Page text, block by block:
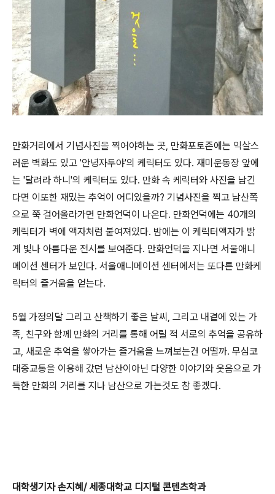
만화거리에서 기념사진을 찍어야하는 곳, 만화포토존에는 익살스
러운 벽화도 있고 '안녕자두야'의 케릭터도 있다. 재미운동장 앞에
는 '달려라 하니'의 케릭터도 있다. 만화 속 케릭터와 사진을 남긴
다면 이또한 재밌는 추억이 어디있을까? 기념사진을 찍고 남산쪽
으로 쭉 걸어올라가면 만화언덕이 나온다. 만화언덕에는 40개의
케릭터가 벽에 액자처럼 붙여져있다. 밤에는 이 케릭터액자가 밝
게 빛나 아름다운 전시를 보여준다. 만화언덕을 지나면 서울애니
메이션 센터가 보인다. 서울애니메이션 센터에서는 또다른 만화케
릭터의 즐거움을 얻는다.
5월 가정의달 그리고 산책하기 좋은 날씨, 그리고 내곁에 있는 가
족, 친구와 함께 만화의 거리를 통해 어릴 적 서로의 추억을 공유하
고, 새로운 추억을 쌓아가는 즐거움을 느껴보는건 어떨까. 무심코
대중교통을 이용해 갔던 남산이아닌 다양한 이야기와 웃음으로 가
득한 만화의 거리를 지나 남산으로 가는것도 참 좋겠다.
대학생기자 손지혜/ 세종대학교 디지털 콘텐츠학과